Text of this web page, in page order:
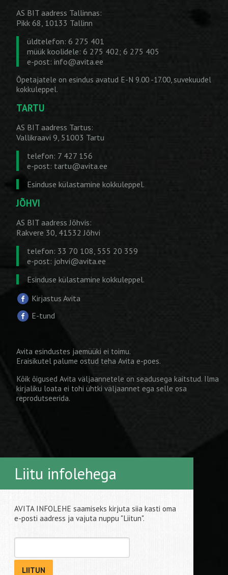
AS BIT aadress Tallinnas:
Pikk 68, 10133 Tallinn
üldtelefon: 6 275 401
müük koolidele: 6 275 402; 6 275 405
e-post: info@avita.ee
Õpetajatele on esindus avatud E-N 9.00 -17.00, suvekuudel
kokkuleppel.
TARTU
AS BIT aadress Tartus:
Vallikraavi 9, 51003 Tartu
telefon: 7 427 156
e-post: tartu@avita.ee
Esinduse külastamine kokkuleppel.
JÕHVI
AS BIT aadress Jõhvis:
Rakvere 30, 41532 Jõhvi
telefon: 33 70 108, 555 20 359
e-post: johvi@avita.ee
Esinduse külastamine kokkuleppel.
Kirjastus Avita
E-tund
Avita esindustes jaemüüki ei toimu.
Eraisikutel palume ostud teha Avita e-poes.
Kõik õigused Avita väljaannetele on seadusega kaitstud. Ilma
kirjaliku loata ei tohi ühtki väljaannet ega selle osa
reprodutseerida.
Liitu infolehega
AVITA INFOLEHE saamiseks kirjuta siia kasti oma
e-posti aadress ja vajuta nuppu "Liitun".
LIITUN